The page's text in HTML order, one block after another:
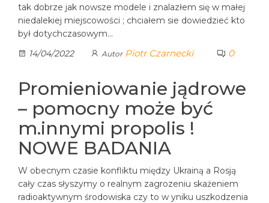
tak dobrze jak nowsze modele i znalazłem się w małej
niedalekiej miejscowości ; chciałem sie dowiedzieć kto
był dotychczasowym…
14/04/2022
Autor Piotr Czarnecki 0
Promieniowanie jądrowe
– pomocny może być
m.innymi propolis !
NOWE BADANIA
W obecnym czasie konfliktu między Ukrainą a Rosją
cały czas słyszymy o realnym zagrozeniu skażeniem
radioaktywnym środowiska czy to w yniku uszkodzenia